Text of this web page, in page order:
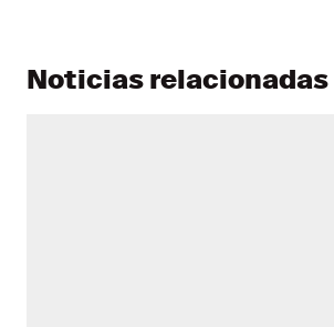
Noticias relacionadas